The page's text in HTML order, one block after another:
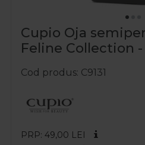
Cupio Oja
Feline Collection -
Cod produs C9131
PRP: 49,00 LEI